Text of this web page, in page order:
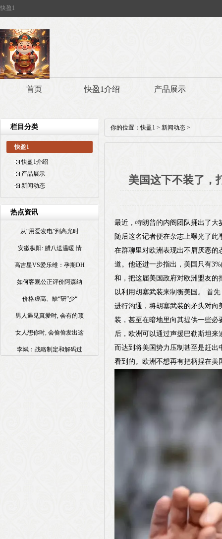
快盈1
首页 快盈1介绍 产品展示
栏目分类
快盈1
快盈1介绍
产品展示
新闻动态
热点资讯
从“用爱发电”到高光时
安徽枞阳: 腊八送温暖 情
高吉星VS爱乐维：孕期DH
如何客观公正评价阿森纳
价格虚高、缺“研”少“
男人遇见真爱时, 会有的顶
女人想你时, 会偷偷发出这
李斌：战略制定和解码过
你的位置：快盈1 > 新闻动态 >
美国这下不装了，
最近，特朗普的内阁团队捅出了
随后这名记者便在杂志上曝光了
在群聊里对欧洲表现出不屑厌恶
道。他还进一步指出，美国只有
和，把这届美国政府对欧洲盟友
以利用胡塞武装来制衡美国。 首
进行沟通，将胡塞武装的矛头对
装，甚至在暗地里向其提供一些
后，欧洲可以通过声援巴勒斯坦
而达到将美国势力压制甚至是赶
看到的。欧洲不想再有把柄捏在